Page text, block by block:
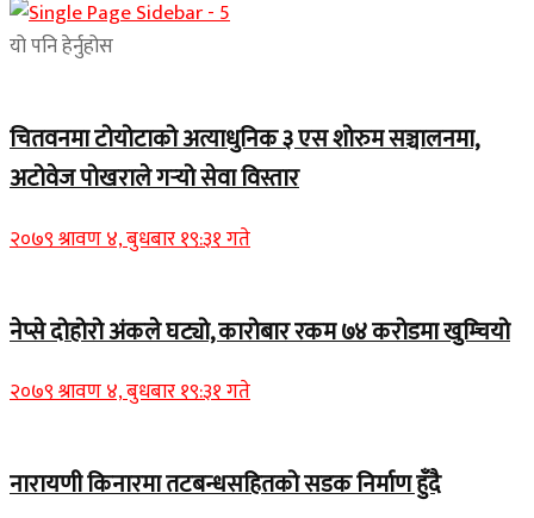
यो पनि हेर्नुहोस
चितवनमा टोयोटाको अत्याधुनिक ३ एस शोरुम सञ्चालनमा,
अटोवेज पोखराले गर्‍यो सेवा विस्तार
२०७९ श्रावण ४, बुधबार १९:३१ गते
नेप्से दोहोरो अंकले घट्यो, कारोबार रकम ७४ करोडमा खुम्चियो
२०७९ श्रावण ४, बुधबार १९:३१ गते
नारायणी किनारमा तटबन्धसहितको सडक निर्माण हुँदै